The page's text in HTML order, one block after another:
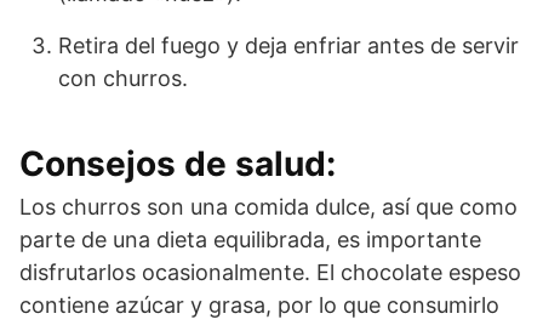
Retira del fuego y deja enfriar antes de servir
con churros.
Consejos de salud:
Los churros son una comida dulce, así que como
parte de una dieta equilibrada, es importante
disfrutarlos ocasionalmente. El chocolate espeso
contiene azúcar y grasa, por lo que consumirlo